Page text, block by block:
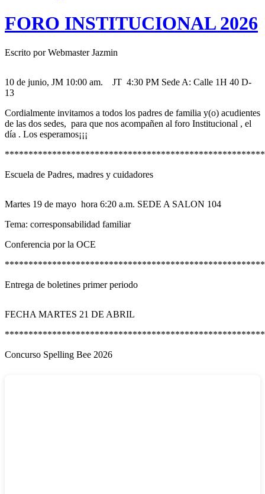
FORO INSTITUCIONAL 2026
Escrito por Webmaster Jazmin
10 de junio, JM 10:00 am. JT 4:30 PM Sede A: Calle 1H 40 D-
13
Cordialmente invitamos a todos los padres de familia y(o) acudientes
de las dos sedes, para que nos acompañen al foro Institucional , el
día . Los esperamos¡¡¡
Escuela de Padres, madres y cuidadores
Martes 19 de mayo hora 6:20 a.m. SEDE A SALON 104
Tema: corresponsabilidad familiar
Conferencia por la OCE
Entrega de boletines primer periodo
FECHA MARTES 21 DE ABRIL
Concurso Spelling Bee 2026